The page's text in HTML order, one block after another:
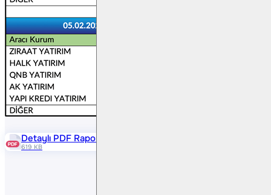
Detaylı PDF Raporu
619 KB